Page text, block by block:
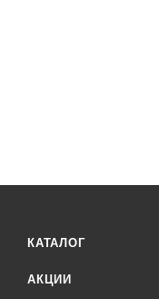
КАТАЛОГ
АКЦИИ